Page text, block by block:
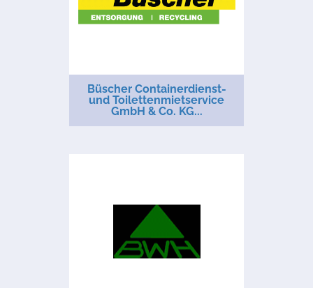
Büscher Containerdienst-
und Toilettenmietservice
GmbH & Co. KG...